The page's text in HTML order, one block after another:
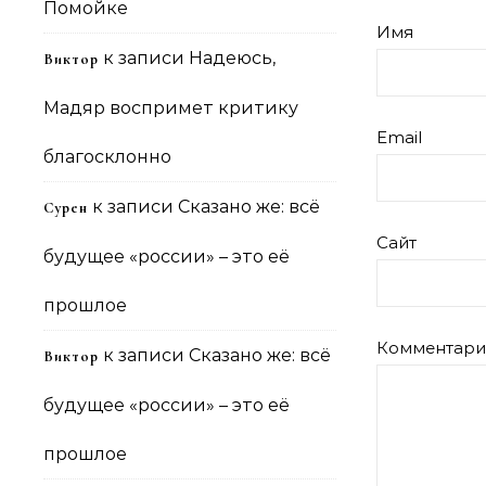
Помойке
Виктор к записи Надеюсь,
Мадяр воспримет критику
благосклонно
Сурен к записи Сказано же: всё
будущее «россии» – это её
прошлое
Виктор к записи Сказано же: всё
будущее «россии» – это её
прошлое
Имя
Email
Сайт